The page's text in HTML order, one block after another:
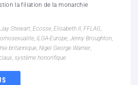
la filiation de la monarchie
Stewart, Ecosse, Elisa­beth II, FFLAG,
, ILGA-Europe, Jenny Broughton,
britannique, Nigel George Warner,
, système honorifique